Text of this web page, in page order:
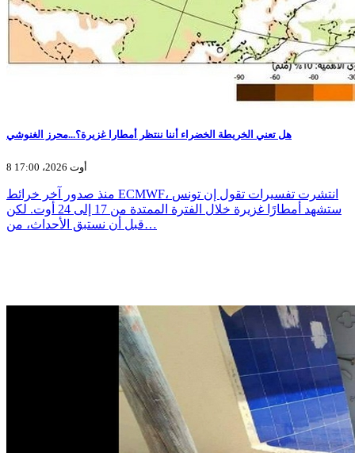
هل تعني الخريطة الخضراء أننا ننتظر أمطارا غزيرة؟...محرز الغنوشي
8 أوت 2026، 17:00
منذ صدور آخر خرائط ECMWF، انتشرت تفسيرات تقول إن تونس
ستشهد أمطارًا غزيرة خلال الفترة الممتدة من 17 إلى 24 أوت. لكن
قبل أن نستبق الأحداث، من…